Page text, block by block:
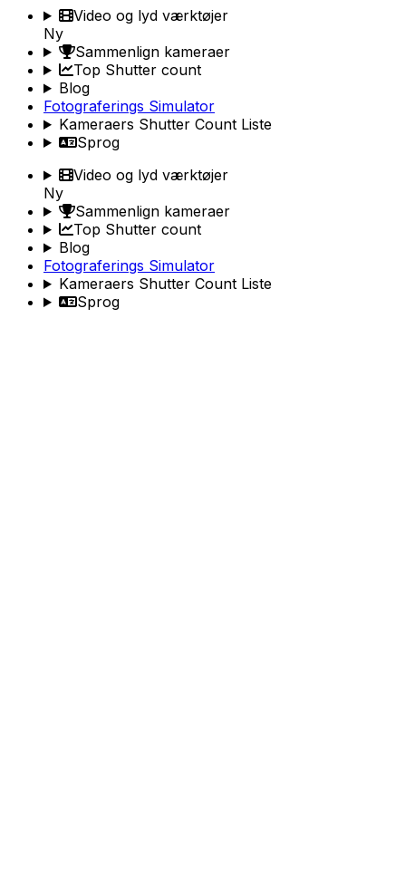
Video og lyd værktøjer
Ny
Sammenlign kameraer
Top Shutter count
Blog
Fotograferings Simulator
Kameraers Shutter Count Liste
Sprog
Video og lyd værktøjer
Ny
Sammenlign kameraer
Top Shutter count
Blog
Fotograferings Simulator
Kameraers Shutter Count Liste
Sprog